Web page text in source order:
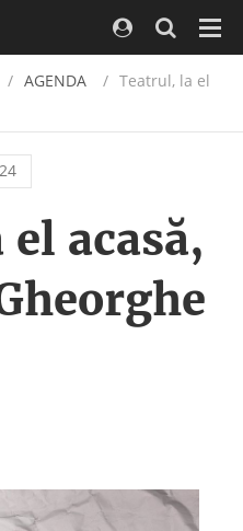
/ AGENDA
Teatrul, la el
acasă,